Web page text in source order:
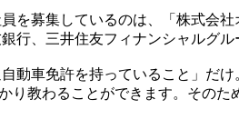
を募集しているのは、「株式会
行、三井住友フィナンシャルグ
動車免許を持っていること」だ
り教わることができます。その